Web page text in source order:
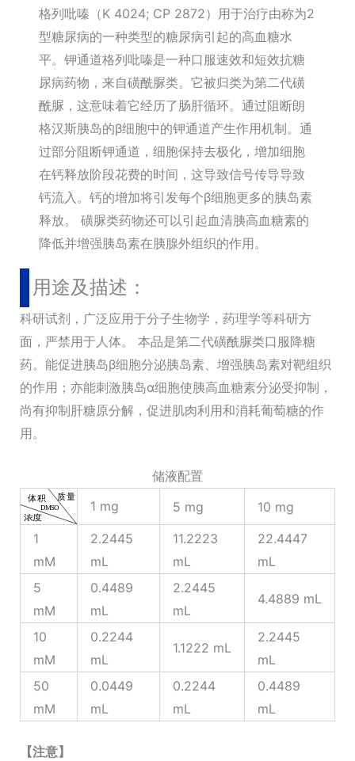
格列吡嗪（K 4024; CP 2872）用于治疗由称为2
型糖尿病的一种类型的糖尿病引起的高血糖水
平。钾通道格列吡嗪是一种口服速效和短效抗糖
尿病药物，来自磺酰脲类。它被归类为第二代磺
酰脲，这意味着它经历了肠肝循环。通过阻断朗
格汉斯胰岛的β细胞中的钾通道产生作用机制。通
过部分阻断钾通道，细胞保持去极化，增加细胞
在钙释放阶段花费的时间，这导致信号传导导致
钙流入。钙的增加将引发每个β细胞更多的胰岛素
释放。 磺脲类药物还可以引起血清胰高血糖素的
降低并增强胰岛素在胰腺外组织的作用。
用途及描述：
科研试剂，广泛应用于分子生物学，药理学等科研方
面，严禁用于人体。 本品是第二代磺酰脲类口服降糖
药。能促进胰岛β细胞分泌胰岛素、增强胰岛素对靶组织
的作用；亦能刺激胰岛α细胞使胰高血糖素分泌受抑制，
尚有抑制肝糖原分解，促进肌肉利用和消耗葡萄糖的作
用。
储液配置
1 mg
5 mg
10 mg
1
mM
2.2445
mL
11.2223
mL
22.4447
mL
5
mM
0.4489
mL
2.2445
mL
4.4889 mL
10
mM
0.2244
mL
1.1222 mL
2.2445
mL
50
mM
0.0449
mL
0.2244
mL
0.4489
mL
【注意】